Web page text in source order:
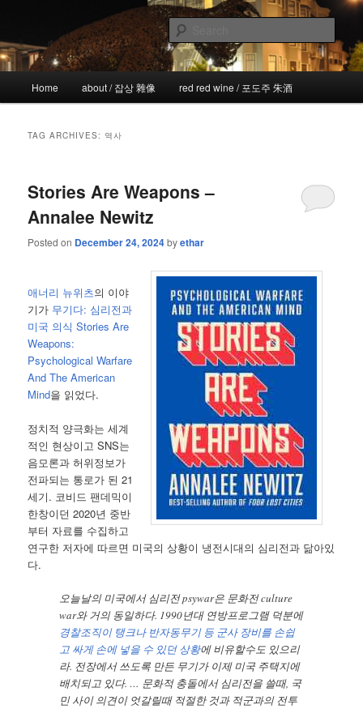
primary
content
secondary
content!wicked
the more I see the less I know
Home about / 잡상 雜像 red red wine / 포도주 朱酒
TAG ARCHIVES: 역사
Stories Are Weapons –
Annalee Newitz
Posted on December 24, 2024byethar
애너리 뉴위츠의 이야
기가 무기다: 심리전과
미국 의식 Stories Are
Weapons:
Psychological Warfare
And The American
Mind을 읽었다.
정치적 양극화는 세계
적인 현상이고 SNS는
음모론과 허위정보가
전파되는 통로가 된 21
세기. 코비드 팬데믹이
한창이던 2020년 중반
부터 자료를 수집하고
연구한 저자에 따르면 미국의 상황이 냉전시대의 심리전과 닮아있
다.
오늘날의 미국에서 심리전 psywar은 문화전 culture
war와 거의 동일하다. 1990년대 연방프로그램 덕분에
경찰조직이 탱크나 반자동무기 등 군사 장비를 손쉽
고 싸게 손에 넣을 수 있던 상황에 비유할수도 있으리
라. 전장에서 쓰도록 만든 무기가 이제 미국 주택지에
배치되고 있다. … 문화적 충돌에서 심리전을 쓸때, 국
민 사이 의견이 엇갈릴때 적절한 것과 적군과의 전투